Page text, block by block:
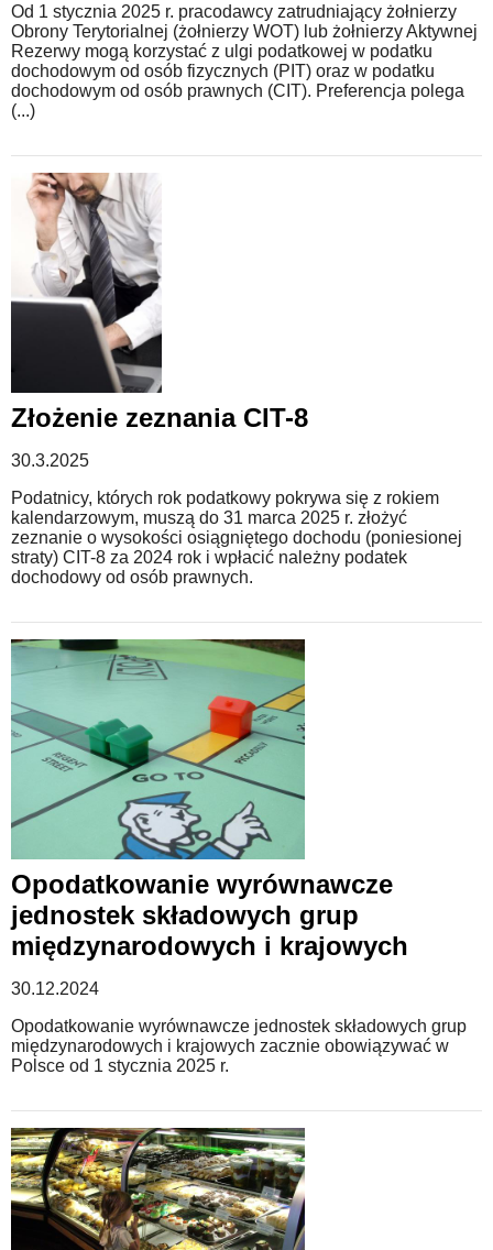
Od 1 stycznia 2025 r. pracodawcy zatrudniający żołnierzy
Obrony Terytorialnej (żołnierzy WOT) lub żołnierzy Aktywnej
Rezerwy mogą korzystać z ulgi podatkowej w podatku
dochodowym od osób fizycznych (PIT) oraz w podatku
dochodowym od osób prawnych (CIT). Preferencja polega
(...)
Złożenie zeznania CIT-8
30.3.2025
Podatnicy, których rok podatkowy pokrywa się z rokiem
kalendarzowym, muszą do 31 marca 2025 r. złożyć
zeznanie o wysokości osiągniętego dochodu (poniesionej
straty) CIT-8 za 2024 rok i wpłacić należny podatek
dochodowy od osób prawnych.
Opodatkowanie wyrównawcze
jednostek składowych grup
międzynarodowych i krajowych
30.12.2024
Opodatkowanie wyrównawcze jednostek składowych grup
międzynarodowych i krajowych zacznie obowiązywać w
Polsce od 1 stycznia 2025 r.